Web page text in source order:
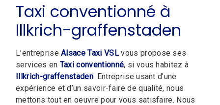
Taxi conventionné à
Illkrich-graffenstaden
L’entrepriseAlsace Taxi VSLvous propose ses
services en Taxi conventionné, si vous habitez à
Illkrich-graffenstaden. Entreprise usant d’une
expérience et d’un savoir-faire de qualité, nous
mettons tout en oeuvre pour vous satisfaire. Nous